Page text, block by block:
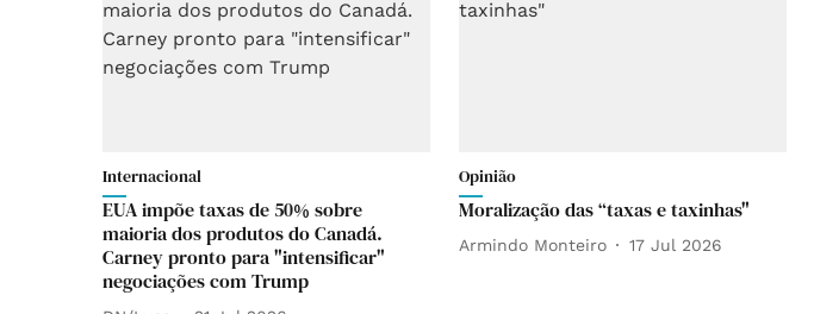
Internacional
EUA impõe taxas de 50% sobre
maioria dos produtos do Canadá.
Carney pronto para "intensificar"
negociações com Trump
Opinião
Moralização das “taxas e taxinhas"
Armindo Monteiro 17 Jul 2026